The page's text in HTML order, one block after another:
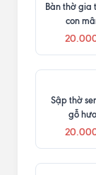
Bàn thờ gia
con
Sập thờ
gỗ